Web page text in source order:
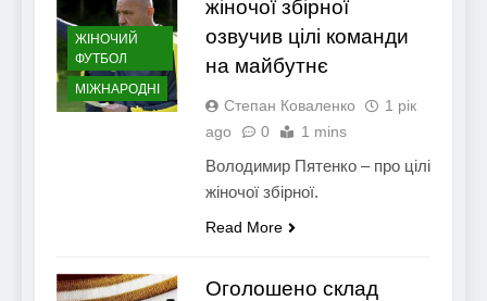
ЖІНОЧИЙ
ФУТБОЛ
МІЖНАРОДНІ
жіночої збірної
озвучив цілі команди
на майбутнє
Степан Коваленко
1 рік
ago
0 1 mins
Володимир Пятенко – про цілі
жіночої збірної.
Read More
Оголошено склад